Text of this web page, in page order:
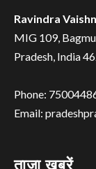
Ravindra
MIG 109,
Pradesh, India
Phone:
Email:
ताज़ा ख़बरें